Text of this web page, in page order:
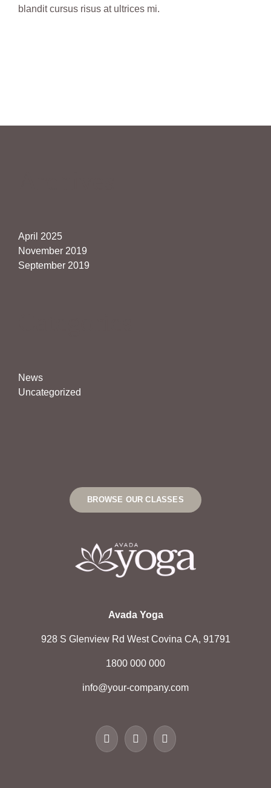
blandit cursus risus at ultrices mi.
April 2025
November 2019
September 2019
News
Uncategorized
BROWSE OUR CLASSES
Avada Yoga
928 S Glenview Rd West Covina CA, 91791
1800 000 000
info@your-company.com